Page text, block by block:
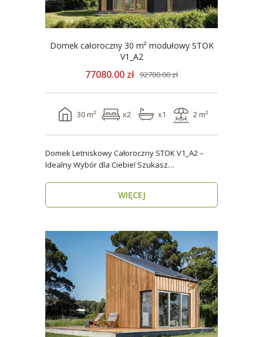
Domek całoroczny 30 m² modułowy STOK
V1_A2
77080.00 zł 92700.00 zł
30 m² x2 x1 2 m²
Domek Letniskowy Całoroczny STOK V1_A2 –
Idealny Wybór dla Ciebie! Szukasz
WIĘCEJ